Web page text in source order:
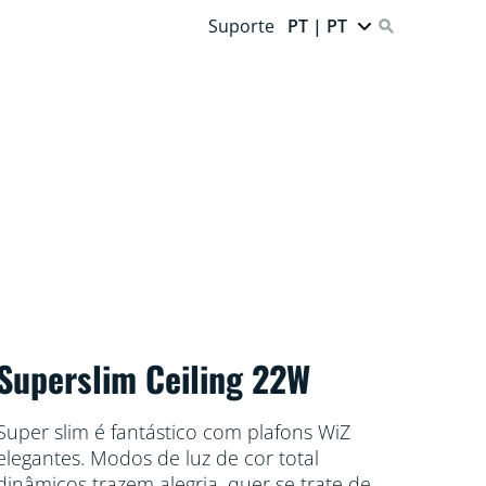
Suporte PT | PT
Ceiling 22W
slim é fantástico com plafons WiZ
Modos de luz de cor total